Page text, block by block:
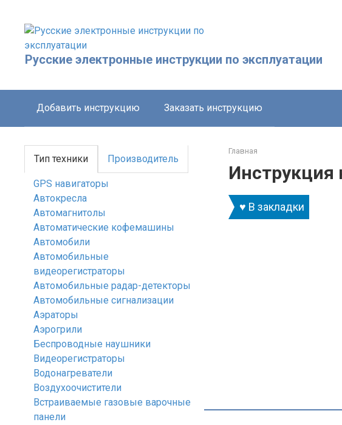
контенту
Русские электронные инструкции по эксплуатации
Добавить инструкцию Заказать инструкцию
Главная
Инструкция
♥ В закладки
Тип техники Производитель
GPS навигаторы
Автокресла
Автомагнитолы
Автоматические кофемашины
Автомобили
Автомобильные
видеорегистраторы
Автомобильные радар-детекторы
Автомобильные сигнализации
Аэраторы
Аэрогрили
Беспроводные наушники
Видеорегистраторы
Водонагреватели
Воздухоочистители
Встраиваемые газовые варочные
панели